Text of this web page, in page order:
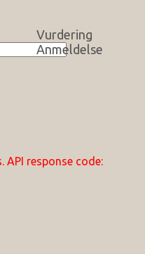
Vurdering
Anmeldelse
API response code: